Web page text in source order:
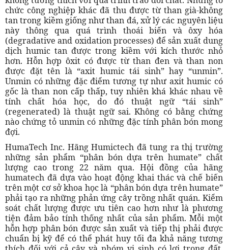
chức công nghiệp khác đã thu được từ than già-không
tan trong kiềm giống như than đá, xử lý các nguyên liệu
này thông qua quá trình thoái biến và ôxy hóa
(degradative and oxidation processes) để sản xuất dung
dịch humic tan được trong kiềm với kích thước nhỏ
hơn. Hỗn hợp ôxit có được từ than đen và than non
được đặt tên là “axit humic tái sinh” hay “unmin”.
Unmin có những đặc điểm tương tự như axit humic có
gốc là than non cấp thấp, tuy nhiên khá khác nhau về
tính chất hóa học, do đó thuật ngữ “tái sinh”
(regenerated) là thuật ngữ sai. Không có bằng chứng
nào chứng tỏ unmin có những đặc tính phân bón mong
đợi.
HumaTech Inc. Hãng Humictech đã tung ra thị trường
những sản phẩm “phân bón dựa trên humate” chất
lượng cao trong 22 năm qua. Hội đồng của hãng
humatech đã dựa vào hoạt động khai thác và chế biến
trên một cơ sở khoa học là “phân bón dựa trên humate”
phải tạo ra những phản ứng cây trồng nhất quán. Kiểm
soát chất lượng được ưu tiên cao hơn như là phương
tiện đảm bảo tính thống nhất của sản phẩm. Mỗi một
hỗn hợp phân bón được sản xuất và tiếp thị phải được
chuẩn bị kỹ để có thể phát huy tối đa khả năng tương